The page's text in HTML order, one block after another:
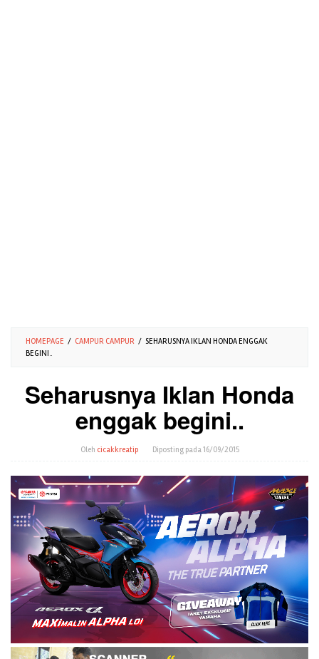
HOMEPAGE / CAMPUR CAMPUR / SEHARUSNYA IKLAN HONDA ENGGAK
BEGINI..
Seharusnya Iklan Honda
enggak begini..
Oleh cicakkreatip Diposting pada16/09/2015